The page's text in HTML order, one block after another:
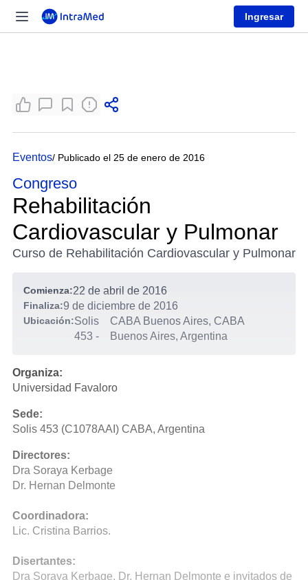
Ingresar
Eventos/ Publicado el 25 de enero de 2016
Congreso
Rehabilitación
Cardiovascular y Pulmonar
Curso de Rehabilitación Cardiovascular y Pulmonar
Comienza:22 de abril de 2016
Finaliza:9 de diciembre de 2016
Ubicación:Solis
453 -
CABA Buenos Aires, CABA
Buenos Aires, Argentina
Organiza:
Universidad Favaloro
Sede:
Solis 453 (C1078AAI) CABA, Argentina
Directores:
Dra Soraya Kerbage
Dr. Hernan Delmonte
Coordinadora:
Lic. Cristina Barrios.
Disertantes:
Dra Soraya Kerbage, Dr. Hernan Delmonte e invitados de